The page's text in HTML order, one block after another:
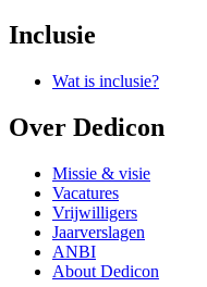
Inclusie
Wat is inclusie?
Over Dedicon
Missie & visie
Vacatures
Vrijwilligers
Jaarverslagen
ANBI
About Dedicon